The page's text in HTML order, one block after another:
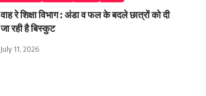
वाह रे शिक्षा विभाग : अंडा व फल के बदले छात्रों को दी
जा रही है बिस्कुट
July 11, 2026